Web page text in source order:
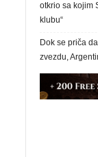
otkrio sa kojim
klubu“
Dok se priča
zvezdu,